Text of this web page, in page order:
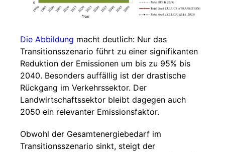
Die Abbildung macht deutlich: Nur das
Transitionsszenario führt zu einer signifikanten
Reduktion der Emissionen um bis zu 95% bis
2040. Besonders auffällig ist der drastische
Rückgang im Verkehrssektor. Der
Landwirtschaftssektor bleibt dagegen auch
2050 ein relevanter Emissionsfaktor.
Obwohl der Gesamtenergiebedarf im
Transitionsszenario sinkt, steigt der